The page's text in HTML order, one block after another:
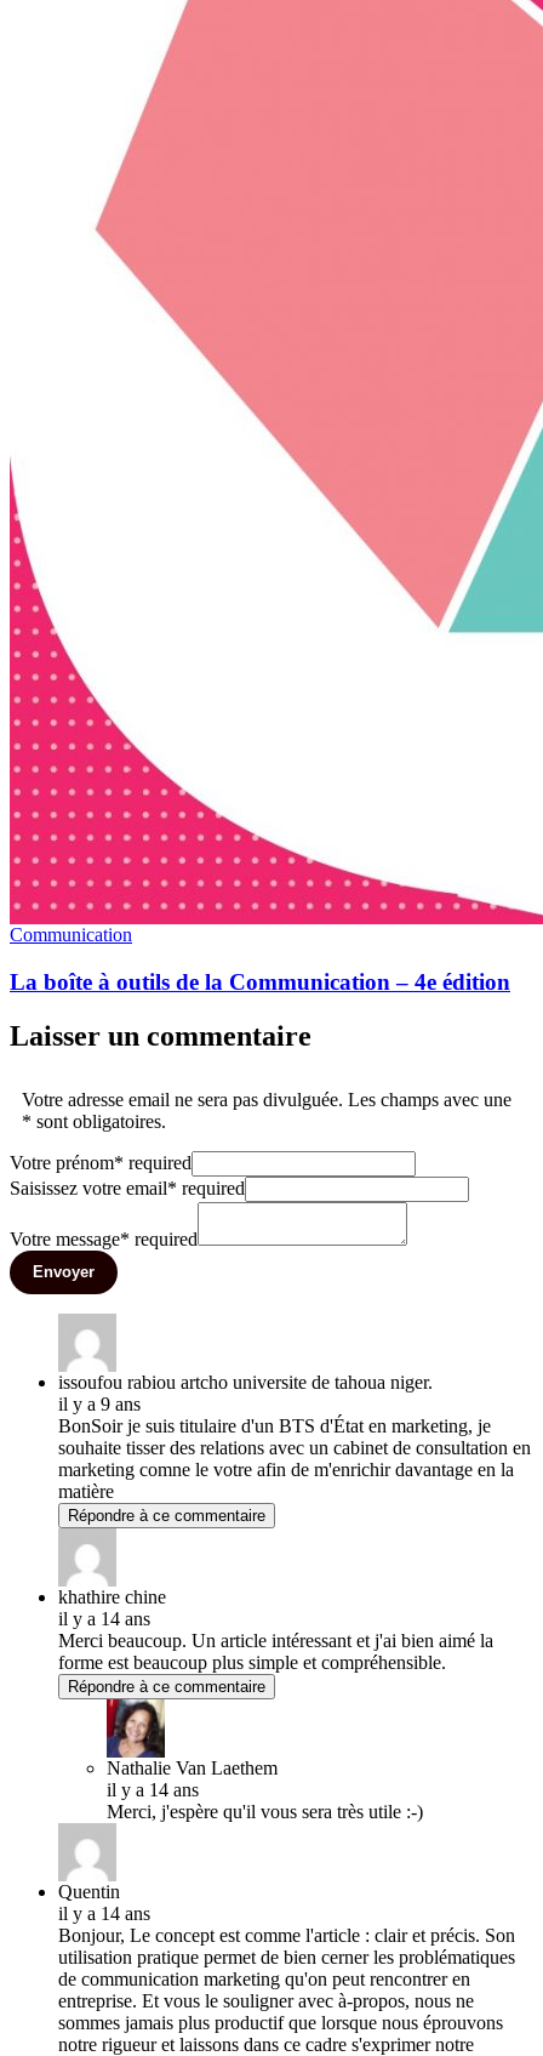
Communication
La boîte à outils de la Communication – 4e édition
Laisser un commentaire
Votre adresse email ne sera pas divulguée. Les champs avec une
* sont obligatoires.
Votre prénom* required
Saisissez votre email* required
Votre message* required
Envoyer
issoufou rabiou artcho universite de tahoua niger.
il y a 9 ans
BonSoir je suis titulaire d'un BTS d'État en marketing, je
souhaite tisser des relations avec un cabinet de consultation en
marketing comne le votre afin de m'enrichir davantage en la
matière
Répondre à ce commentaire
khathire chine
il y a 14 ans
Merci beaucoup. Un article intéressant et j'ai bien aimé la
forme est beaucoup plus simple et compréhensible.
Répondre à ce commentaire
Nathalie Van Laethem
il y a 14 ans
Merci, j'espère qu'il vous sera très utile :-)
Quentin
il y a 14 ans
Bonjour, Le concept est comme l'article : clair et précis. Son
utilisation pratique permet de bien cerner les problématiques
de communication marketing qu'on peut rencontrer en
entreprise. Et vous le souligner avec à-propos, nous ne
sommes jamais plus productif que lorsque nous éprouvons
notre rigueur et laissons dans ce cadre s'exprimer notre